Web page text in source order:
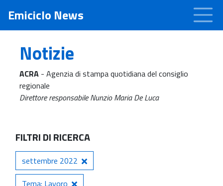
Emiciclo News
Notizie
ACRA - Agenzia di stampa quotidiana del consiglio
regionale
Direttore responsabile Nunzio Maria De Luca
FILTRI DI RICERCA
settembre 2022
Tema: Lavoro